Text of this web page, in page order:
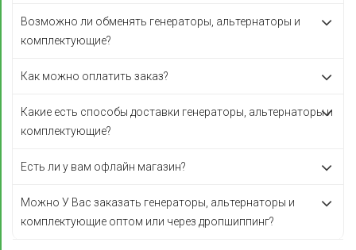
Возможно ли обменять генераторы, альтернаторы и
комплектующие?
Как можно оплатить заказ?
Какие есть способы доставки генераторы, альтернаторы и
комплектующие?
Есть ли у вам офлайн магазин?
Можно У Вас заказать генераторы, альтернаторы и
комплектующие оптом или через дропшиппинг?